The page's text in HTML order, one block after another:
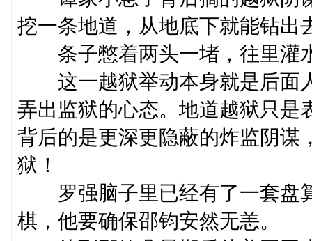
挖一条地道，从地底下就能钻出
条子憋着两头一堵，往里灌
这一越狱举动本身就是后面
弄出监狱的心态。地道越狱只是
背后的是更深更隐蔽的炸监阴谋
狱！
罗强脑子里已经有了一套盘
棋，他要确保邵钧安然无恙。